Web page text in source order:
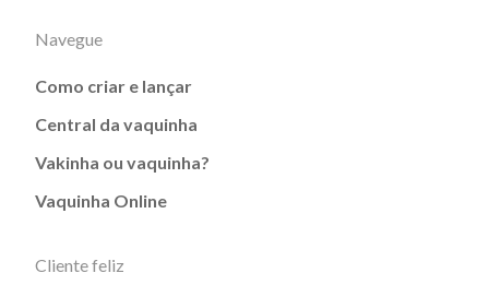
Navegue
Como criar e lançar
Central da vaquinha
Vakinha ou vaquinha?
Vaquinha Online
Cliente feliz